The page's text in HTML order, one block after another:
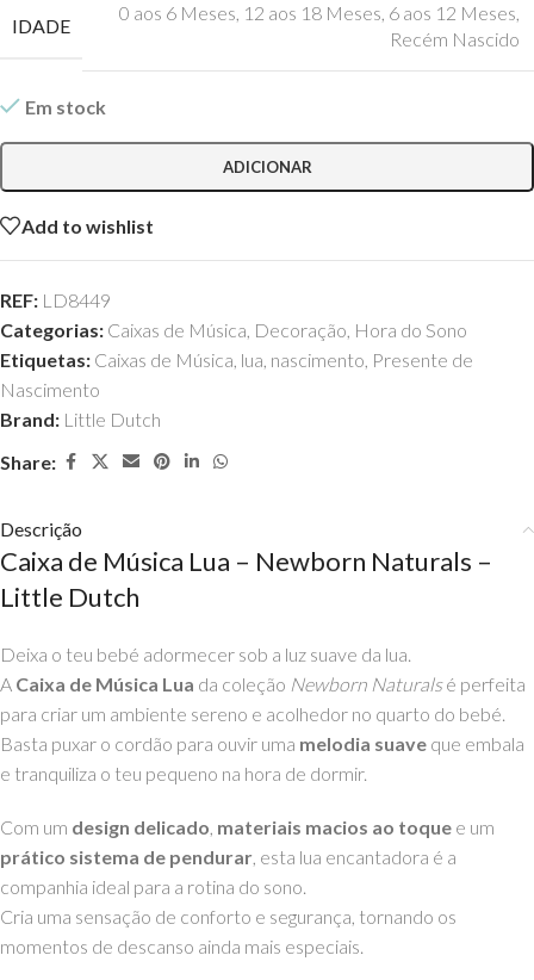
IDADE
0 aos 6 Meses, 12 aos 18 Meses, 6 aos 12 Meses,
Recém Nascido
Em stock
ADICIONAR
Add to wishlist
REF: LD8449
Categorias: Caixas de Música, Decoração, Hora do Sono
Etiquetas: Caixas de Música, lua, nascimento, Presente de
Nascimento
Brand: Little Dutch
Share:
Descrição
Caixa de Música Lua – Newborn Naturals –
Little Dutch
Deixa o teu bebé adormecer sob a luz suave da lua.
A Caixa de Música Lua da coleção Newborn Naturalsé perfeita
para criar um ambiente sereno e acolhedor no quarto do bebé.
Basta puxar o cordão para ouvir uma melodia suave que embala
e tranquiliza o teu pequeno na hora de dormir.
Com um design delicado, materiais macios ao toque e um
prático sistema de pendurar, esta lua encantadora é a
companhia ideal para a rotina do sono.
Cria uma sensação de conforto e segurança, tornando os
momentos de descanso ainda mais especiais.